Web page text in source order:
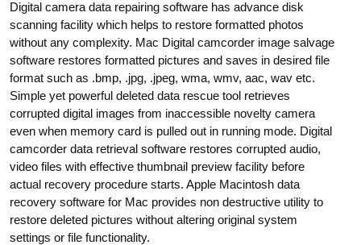
Digital camera data repairing software has advance disk
scanning facility which helps to restore formatted photos
without any complexity. Mac Digital camcorder image salvage
software restores formatted pictures and saves in desired file
format such as .bmp, .jpg, .jpeg, wma, wmv, aac, wav etc.
Simple yet powerful deleted data rescue tool retrieves
corrupted digital images from inaccessible novelty camera
even when memory card is pulled out in running mode. Digital
camcorder data retrieval software restores corrupted audio,
video files with effective thumbnail preview facility before
actual recovery procedure starts. Apple Macintosh data
recovery software for Mac provides non destructive utility to
restore deleted pictures without altering original system
settings or file functionality.